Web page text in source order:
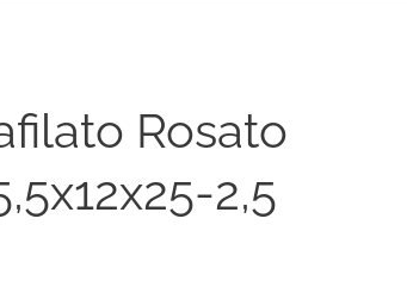
Rosato
2,5